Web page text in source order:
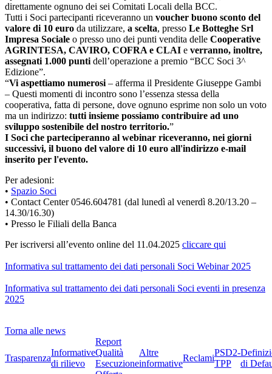
direttamente ognuno dei sei Comitati Locali della BCC.
Tutti i Soci partecipanti riceveranno un voucher buono sconto del
valore di 10 euro da utilizzare, a scelta, presso Le Botteghe Srl
Impresa Sociale o presso uno dei punti vendita delle Cooperative
AGRINTESA, CAVIRO, COFRA e CLAI e verranno, inoltre,
assegnati 1.000 punti dell’operazione a premio “BCC Soci 3^
Edizione”.
“Vi aspettiamo numerosi – afferma il Presidente Giuseppe Gambi
– Questi momenti di incontro sono l’essenza stessa della
cooperativa, fatta di persone, dove ognuno esprime non solo un voto
ma un indirizzo: tutti insieme possiamo contribuire ad uno
sviluppo sostenibile del nostro territorio.”
I Soci che parteciperanno al webinar riceveranno, nei giorni
successivi, il buono del valore di 10 euro all'indirizzo e-mail
inserito per l'evento.
Per adesioni:
• Spazio Soci
• Contact Center 0546.604781 (dal lunedì al venerdì 8.20/13.20 –
14.30/16.30)
• Presso le Filiali della Banca
Per iscriversi all’evento online del 11.04.2025 cliccare qui
Informativa sul trattamento dei dati personali Soci Webinar 2025
Informativa sul trattamento dei dati personali Soci eventi in presenza
2025
Torna alle news
Trasparenza
Informative
di rilievo
Report
Qualità
Esecuzione
Altre
informative
Reclami
PSD2-
TPP
di